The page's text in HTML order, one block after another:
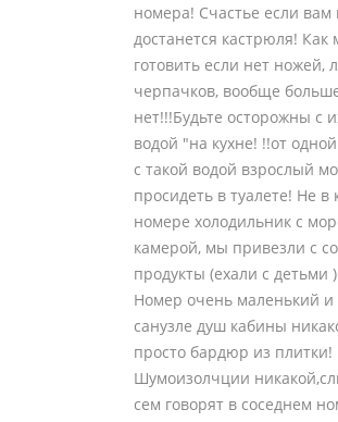
номера! Счастье если
достанется кастрюля! Как
готовить если нет ножей,
черпачков, вообще
нет!!!Будьте осторожны с
водой "на кухне! !!от
с такой водой взрослый
просидеть в туалете! Не в
номере холодильник с
камерой, мы привезли с
продукты (ехали с детьми
Номер очень маленький и
санузле душ кабины
просто бардюр из плитки!
Шумоизолчции
сем говорят в соседнем